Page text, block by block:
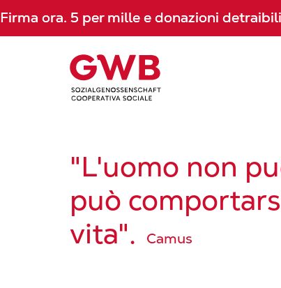
Firma ora. 5 per mille e donazioni
Firma ora. 5 per mille e donazioni
"L'uomo non
può
vita".
Camus